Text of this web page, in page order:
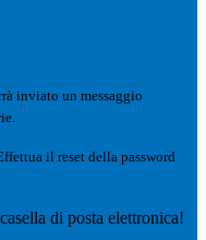
inviato un messaggio
il reset della password
di posta elettronica!